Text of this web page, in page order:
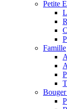
Petite
Famille